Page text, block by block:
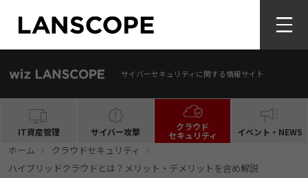
サイバーセキュリティに関する情報サイト
IT資産管理 サイバー攻撃 クラウド
セキュリティ イベント・NEWS
ホーム
クラウドセキュリティ
ハイブリッドクラウドとは？メリット・デメリットを含め解説